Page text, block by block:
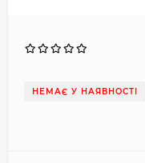
НЕМАЄ У НАЯВНОСТІ